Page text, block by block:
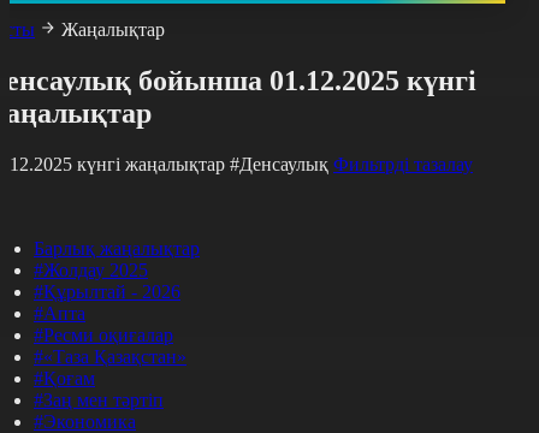
Жаңалықтар
бойынша 01.12.2025 күнгі
күнгі жаңалықтар #Денсаулық Фильтрді тазалау
Барлық жаңалықтар
#Жолдау 2025
#Құрылтай - 2026
#Апта
#Ресми оқиғалар
#«Таза Қазақстан»
#Қоғам
#Заң мен тәртіп
#Экономика